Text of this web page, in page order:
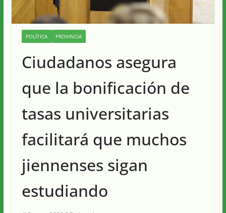
POLÍTICA PROVINCIA
Ciudadanos asegura
que la bonificación de
tasas universitarias
facilitará que muchos
jiennenses sigan
estudiando